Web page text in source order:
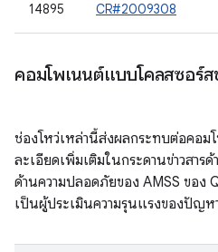
14895
CR#2009308
คอมโพเนนต์แบบโคลสซอร์
ช่องโหว่เหล่านี้ส่งผลกระทบต่อคอม
ละเอียดเพิ่มเติมในกระดานข่าวสาร
ด้านความปลอดภัยของ AMSS ของ
เป็นผู้ประเมินความรุนแรงของปัญห